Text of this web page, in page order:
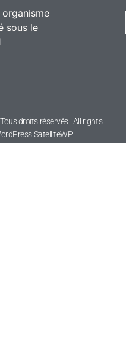
sous le
droits réservés | All rights
SatelliteWP